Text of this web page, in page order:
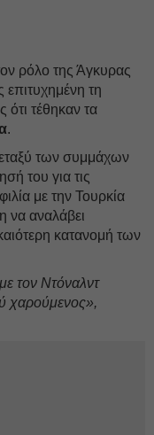
ρόλο της Άγκυρας
επιτυχημένη τη
τέθηκαν τα
.
των συμμάχων
του για τις
με την Τουρκία
να αναλάβει
κατανομή των
τον Ντόναλντ
χαρούμενος»,